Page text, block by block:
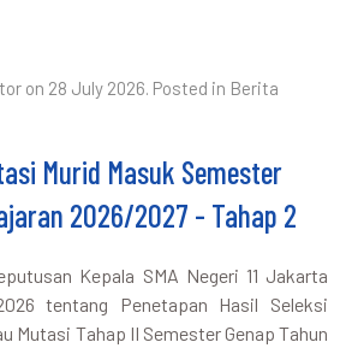
on 28 July 2026. Posted in Berita
Murid Masuk Semester
2026/2027 - Tahap 2
Kepala SMA Negeri 11 Jakarta
tentang Penetapan Hasil Seleksi
Mutasi Tahap II Semester Genap Tahun